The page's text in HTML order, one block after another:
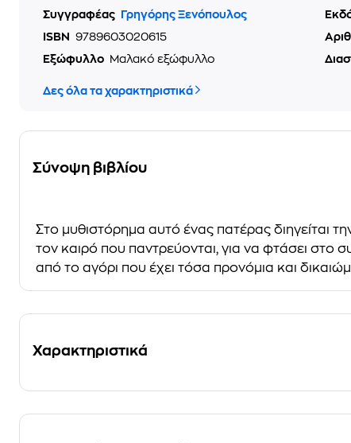
Συγγραφέας Γρηγόρης Ξενόπουλος
ISBN
9789603020615
Εξώφυλλο
Μαλακό εξώφυλλο
Δες όλα τα χαρακτηριστικά
Σύνοψη βιβλίου
Στο μυθιστόρημα αυτό ένας πατέρας διηγείται
τον καιρό που παντρεύονται, για να φτάσει στο
από το αγόρι που έχει τόσα προνόμια και
Χαρακτηριστικά